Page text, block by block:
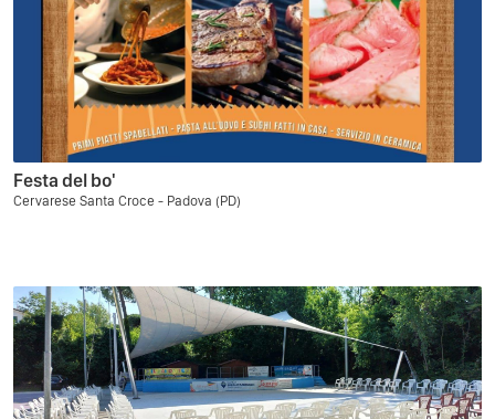
Festa del bo'
Cervarese Santa Croce - Padova (PD)